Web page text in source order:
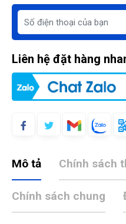
Liên hệ đặt hàng
Mô tả Chính sách
Chính sách chung